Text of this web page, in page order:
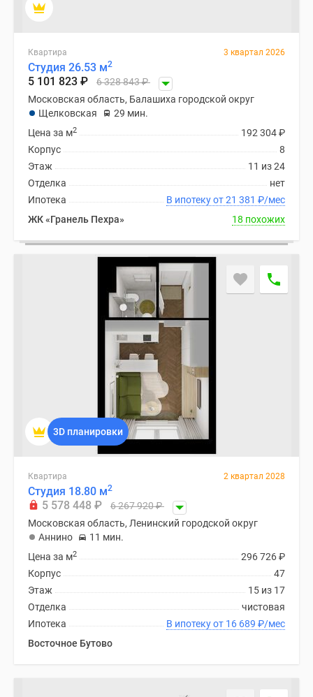
Новости
недвижимости
Мнение
эксперта
Аналитика
рынка
Покупателю
Экспертиза
новостроек
авторы
Апартаменты
#траншевая
#рассрочка
ипотека
Квартиры
скидками
Видео
новостроек
Квартира 3 квартал 2026
Студия 26.53 м2
5 101 823 ₽ 6 328 843₽
Московская область, Балашиха городской округ
Щелковская
29 мин.
192 304₽
Цена за м2
8
Корпус
11 из 24
Этаж
нет
Отделка
В ипотеку от 21 381 ₽/мес
Ипотека
ЖК «Гранель Пехра»
18 похожих
3D планировки
Квартира 2 квартал 2028
Студия 18.80 м2
5 578 448 ₽ 6 267 920₽
Московская область, Ленинский городской округ
Аннино
11 мин.
296 726₽
Цена за м2
47
Корпус
15 из 17
Этаж
чистовая
Отделка
В ипотеку от 16 689 ₽/мес
Ипотека
Восточное Бутово